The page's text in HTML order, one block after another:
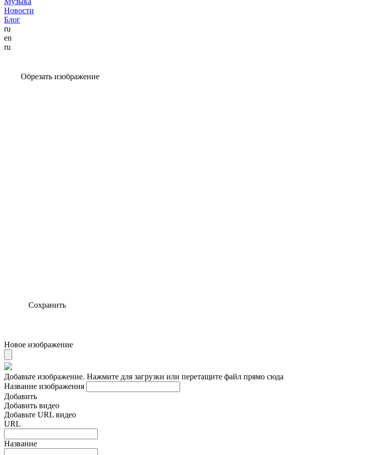
Новости
Блог
ru
en
ru
Обрезать изображение
Сохранить
Новое изображение
Добавьте изображение. Нажмите для загрузки или перетащите файл прямо сюда
Название изображения
Добавить
Добавить видео
Добавьте URL видео
URL
Название